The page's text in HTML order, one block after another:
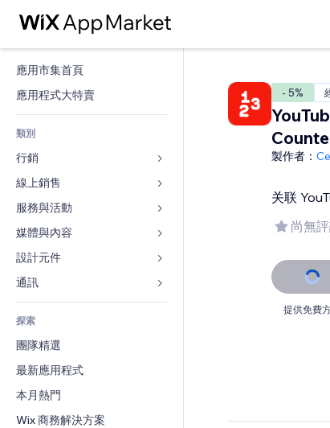
應用市集首頁
應用程式大特賣
類別
行銷
廣告
行動裝置
分析
社交
發佈網站
電子郵件
轉換率
線上銷售
商店應用程式
出貨與送貨
付款按鈕
網路課程
會計
優惠券與酬賓計劃
倉儲解決方案
廠商直送
服務與活動
旅館
活動
餐廳
不動產
預訂
媒體與內容
圖庫
音樂
Podcast
相片
影片
PDF
檔案分享
新聞
設計元件
地圖與導航
隱私與安全性
時鐘
網頁範本
圖片效果
按鈕與選單
橫幅與徽章
表單
部落格
投票
聊天
留言
電話
探索
團隊精選
最新應用程式
本月熱門
Wix 商務解決方案
- 5%
製作者：
关联
尚無
提供免費